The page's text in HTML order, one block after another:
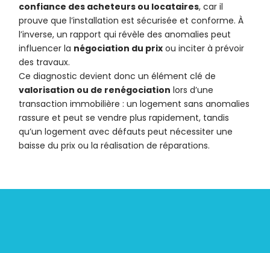
confiance des acheteurs ou locataires, car il
prouve que l’installation est sécurisée et conforme. À
l’inverse, un rapport qui révèle des anomalies peut
influencer la négociation du prix ou inciter à prévoir
des travaux.
Ce diagnostic devient donc un élément clé de
valorisation ou de renégociation lors d’une
transaction immobilière : un logement sans anomalies
rassure et peut se vendre plus rapidement, tandis
qu’un logement avec défauts peut nécessiter une
baisse du prix ou la réalisation de réparations.